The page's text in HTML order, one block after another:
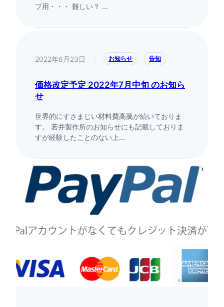
プ用・・・ 難しい？ …
2022年6月23日 お知らせ 告知
価格改定予定 2022年7月中旬 のお知ら
せ
世界的にすさまじい材料費高騰が続いておりま
す。 若井製作所のお知らせにも記載しておりま
すが経験したことのない上…